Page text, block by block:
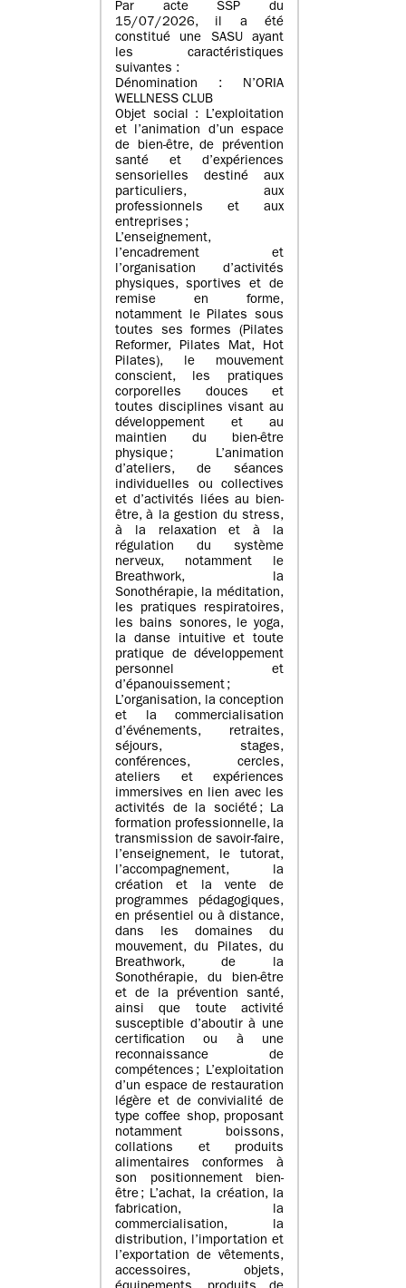
Par acte SSP du
15/07/2026, il a été
constitué une SASU ayant
les caractéristiques
suivantes :
Dénomination : N’ORIA
WELLNESS CLUB
Objet social : L’exploitation
et l’animation d’un espace
de bien-être, de prévention
santé et d’expériences
sensorielles destiné aux
particuliers, aux
professionnels et aux
entreprises ;
L’enseignement,
l’encadrement et
l’organisation d’activités
physiques, sportives et de
remise en forme,
notamment le Pilates sous
toutes ses formes (Pilates
Reformer, Pilates Mat, Hot
Pilates), le mouvement
conscient, les pratiques
corporelles douces et
toutes disciplines visant au
développement et au
maintien du bien-être
physique ; L’animation
d’ateliers, de séances
individuelles ou collectives
et d’activités liées au bien-
être, à la gestion du stress,
à la relaxation et à la
régulation du système
nerveux, notamment le
Breathwork, la
Sonothérapie, la méditation,
les pratiques respiratoires,
les bains sonores, le yoga,
la danse intuitive et toute
pratique de développement
personnel et
d’épanouissement ;
L’organisation, la conception
et la commercialisation
d’événements, retraites,
séjours, stages,
conférences, cercles,
ateliers et expériences
immersives en lien avec les
activités de la société ; La
formation professionnelle, la
transmission de savoir-faire,
l’enseignement, le tutorat,
l’accompagnement, la
création et la vente de
programmes pédagogiques,
en présentiel ou à distance,
dans les domaines du
mouvement, du Pilates, du
Breathwork, de la
Sonothérapie, du bien-être
et de la prévention santé,
ainsi que toute activité
susceptible d’aboutir à une
certification ou à une
reconnaissance de
compétences ; L’exploitation
d’un espace de restauration
légère et de convivialité de
type coffee shop, proposant
notamment boissons,
collations et produits
alimentaires conformes à
son positionnement bien-
être ; L’achat, la création, la
fabrication, la
commercialisation, la
distribution, l’importation et
l’exportation de vêtements,
accessoires, objets,